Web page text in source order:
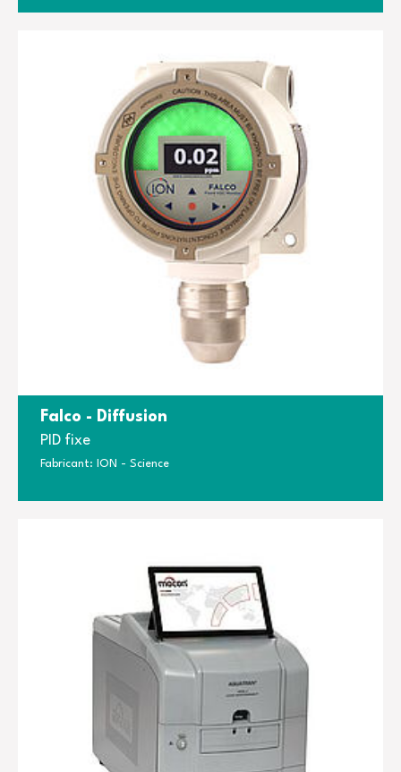
Falco - Diffusion
PID fixe
Fabricant: ION - Science